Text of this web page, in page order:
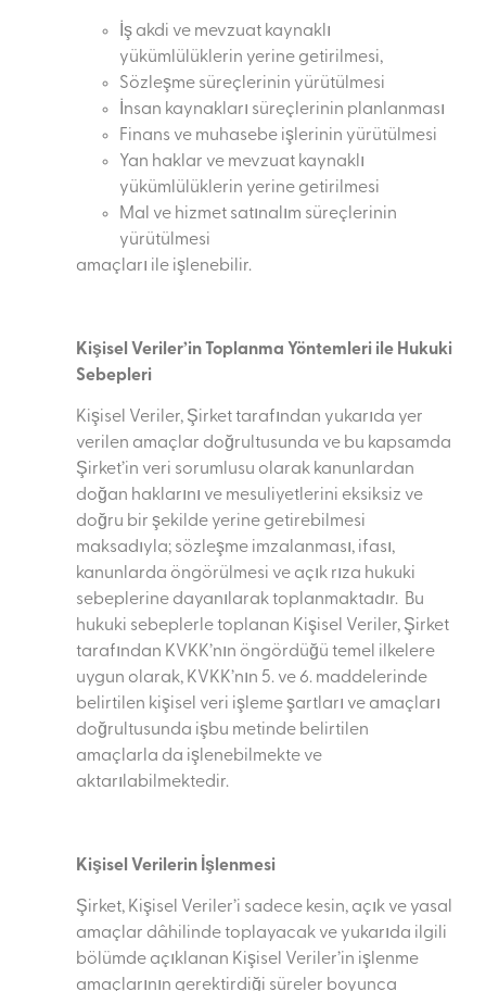
İş akdi ve mevzuat kaynaklı
yükümlülüklerin yerine getirilmesi,
Sözleşme süreçlerinin yürütülmesi
İnsan kaynakları süreçlerinin planlanması
Finans ve muhasebe işlerinin yürütülmesi
Yan haklar ve mevzuat kaynaklı
yükümlülüklerin yerine getirilmesi
Mal ve hizmet satınalım süreçlerinin
yürütülmesi
amaçları ile işlenebilir.
Kişisel Veriler’in Toplanma Yöntemleri ile Hukuki
Sebepleri
Kişisel Veriler, Şirket tarafından yukarıda yer
verilen amaçlar doğrultusunda ve bu kapsamda
Şirket’in veri sorumlusu olarak kanunlardan
doğan haklarını ve mesuliyetlerini eksiksiz ve
doğru bir şekilde yerine getirebilmesi
maksadıyla; sözleşme imzalanması, ifası,
kanunlarda öngörülmesi ve açık rıza hukuki
sebeplerine dayanılarak toplanmaktadır. Bu
hukuki sebeplerle toplanan Kişisel Veriler, Şirket
tarafından KVKK’nın öngördüğü temel ilkelere
uygun olarak, KVKK’nın 5. ve 6. maddelerinde
belirtilen kişisel veri işleme şartları ve amaçları
doğrultusunda işbu metinde belirtilen
amaçlarla da işlenebilmekte ve
aktarılabilmektedir.
Kişisel Verilerin İşlenmesi
Şirket, Kişisel Veriler’i sadece kesin, açık ve yasal
amaçlar dâhilinde toplayacak ve yukarıda ilgili
bölümde açıklanan Kişisel Veriler’in işlenme
amaçlarının gerektirdiği süreler boyunca